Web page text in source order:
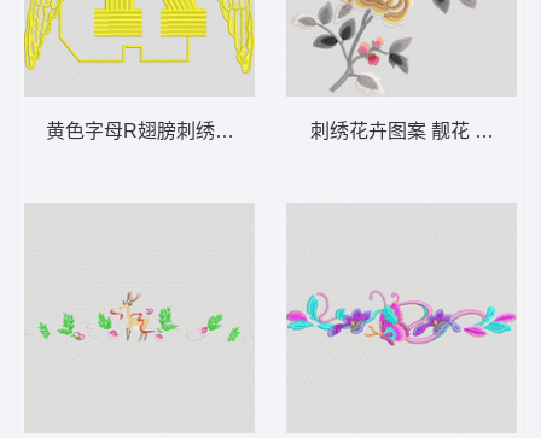
黄色字母R翅膀刺绣图案 翅膀 刺绣花卉图案 靓花 旗袍